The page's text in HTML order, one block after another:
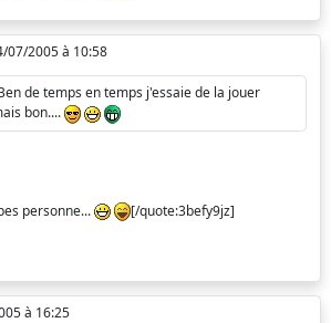
07/2005 à 10:58
de temps en temps j'essaie de la jouer
bon....
personne... [/quote:3befy9jz]
à 16:25